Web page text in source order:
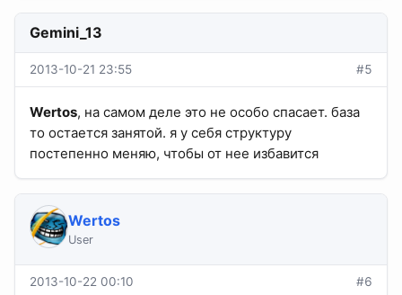
Gemini_13
2013-10-21 23:55 #5
Wertos, на самом деле это не особо спасает. база
то остается занятой. я у себя структуру
постепенно меняю, чтобы от нее избавится
Wertos
User
2013-10-22 00:10 #6